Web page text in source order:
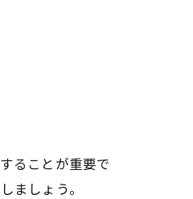
ることが重要で
ましょう。